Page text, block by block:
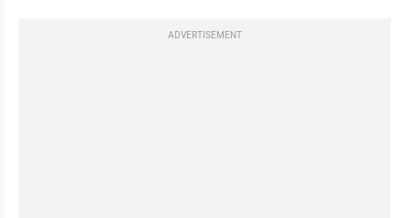
ADVERTISEMENT